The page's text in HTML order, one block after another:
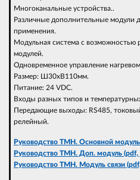
Многоканальные устройства..
Различные дополнительные модули
применения.
Модульная система с возможностью
модулей.
Одновременное управление
Размер: Ш30хВ110мм.
Питание: 24 VDC.
Входы разных типов и
Передающие выходы: RS485,
релейный.
Руководство TMH. Основной модуль
Руководство TMH. Доп. модуль (pdf,
Руководство TMH. Модуль связи